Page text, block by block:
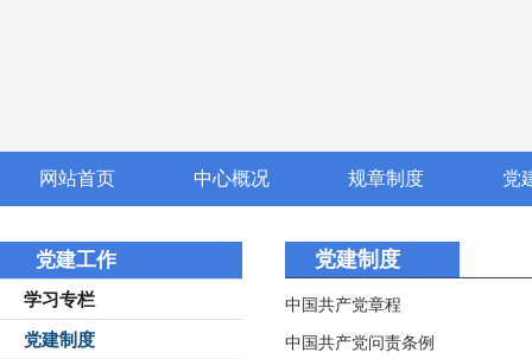
网站首页 中心概况 规章制度 党
党建工作
学习专栏
党建制度
党建制度
中国共产党章程
中国共产党问责条例